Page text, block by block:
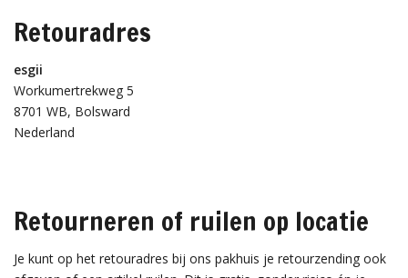
Retouradres
esgii
Workumertrekweg 5
8701 WB, Bolsward
Nederland
Retourneren of ruilen op locatie
Je kunt op het retouradres bij ons pakhuis je retourzending ook